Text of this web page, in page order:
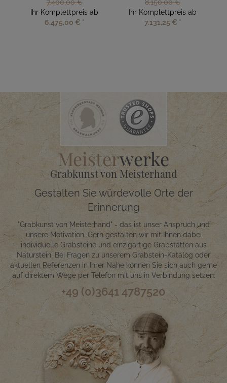
7.400,00 €
Ihr Komplettpreis ab
6.475,00 € *
8.150,00 €
Ihr Komplettpreis ab
7.131,25 € *
Meisterwerke
Grabkunst von Meisterhand
Gestalten Sie würdevolle Orte der
Erinnerung
"Grabkunst von Meisterhand" - das ist unser Anspruch und
unsere Motivation. Gern gestalten wir mit Ihnen dabei
individuelle Grabsteine und einzigartige Grabstätten aus
Naturstein. Bei Fragen zu unserem Grabstein-Katalog oder
aktuellen Referenzen in Ihrer Nähe können Sie sich auch gerne
auf direktem Wege per Telefon mit uns in Verbindung setzen:
+49 (0)3641 4787520